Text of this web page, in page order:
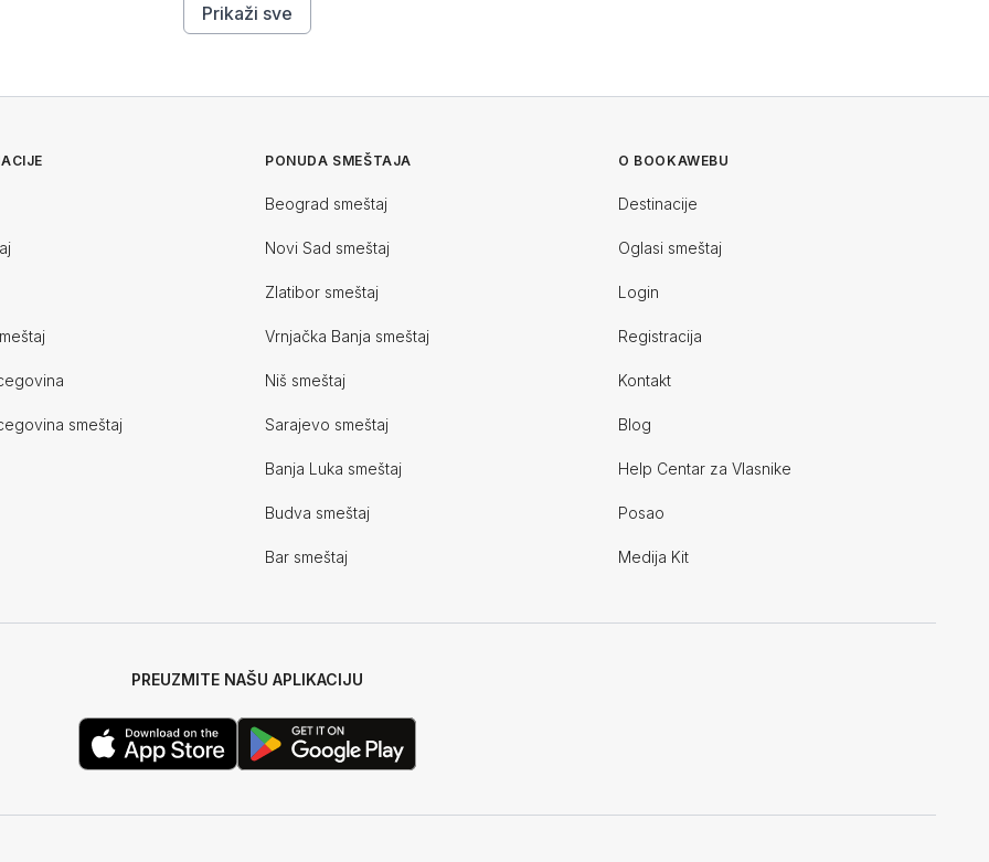
Prikaži sve
smeštaj
PONUDA SMEŠTAJA
Beograd smeštaj
Novi Sad smeštaj
Zlatibor smeštaj
Vrnjačka Banja smeštaj
Niš smeštaj
Sarajevo smeštaj
Banja Luka smeštaj
Budva smeštaj
Bar smeštaj
O BOOKAWEBU
Destinacije
Oglasi smeštaj
Login
Registracija
Kontakt
Blog
Help Centar za Vlasnike
Posao
Medija Kit
PREUZMITE NAŠU APLIKACIJU